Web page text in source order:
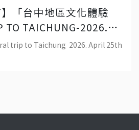
】「台中地區文化體驗
TO TAICHUNG-2026.
」
trip to Taichung 2026. April 25th